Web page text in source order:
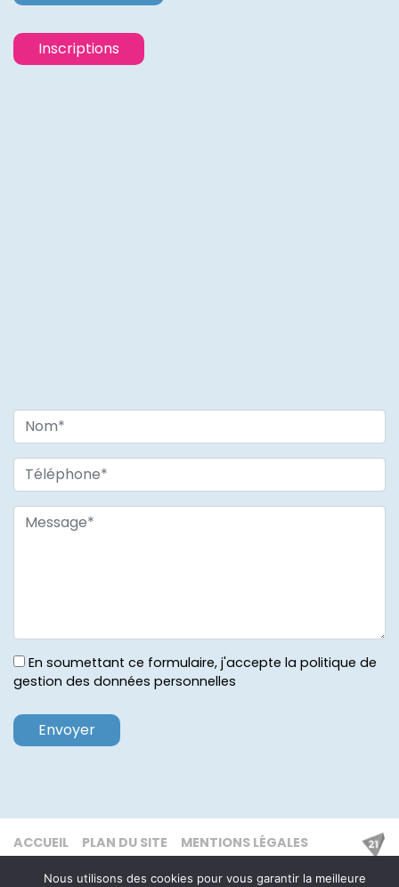
Inscriptions
En soumettant ce formulaire, j'accepte la politique de
gestion des données personnelles
ACCUEIL PLAN DU SITE MENTIONS LÉGALES
Nous utilisons des cookies pour vous garantir la meilleure